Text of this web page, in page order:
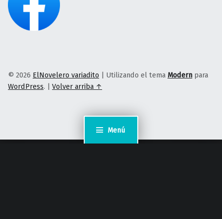
Menú
© 2026 ElNovelero variadito | Utilizando el tema Modern para
WordPress. | Volver arriba ↑